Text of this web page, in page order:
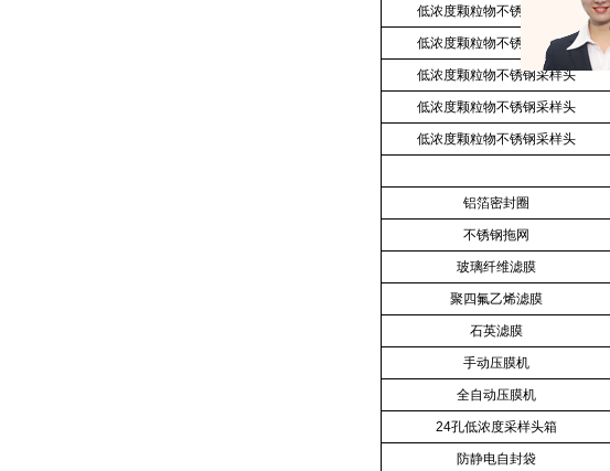
低浓度颗粒物不锈钢采样头
低浓度颗粒物不锈钢采样头
低浓度颗粒物不锈钢采样头
低浓度颗粒物不锈钢采样头
低浓度颗粒物不锈钢采样头
铝箔密封圈
不锈钢拖网
玻璃纤维滤膜
聚四氟乙烯滤膜
石英滤膜
手动压膜机
全自动压膜机
24孔低浓度采样头箱
防静电自封袋